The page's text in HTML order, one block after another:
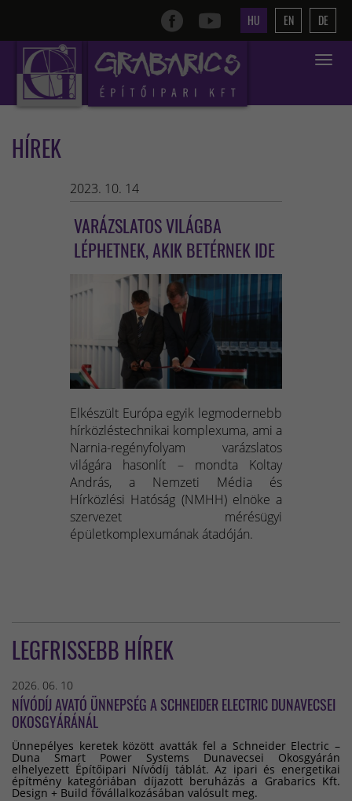
HU EN DE
Toggle
HÍREK
2023. 10. 14
VARÁZSLATOS VILÁGBA
LÉPHETNEK, AKIK BETÉRNEK IDE
Elkészült Európa egyik legmodernebb
hírközléstechnikai komplexuma, ami a
Narnia-regényfolyam varázslatos
világára hasonlít – mondta Koltay
András, a Nemzeti Média és
Hírközlési Hatóság (NMHH) elnöke a
szervezet mérésügyi
épületkomplexumának átadóján.
LEGFRISSEBB HÍREK
2026. 06. 10
NÍVÓDÍJ AVATÓ ÜNNEPSÉG A SCHNEIDER ELECTRIC DUNAVECSEI
OKOSGYÁRÁNÁL
Ünnepélyes keretek között avatták fel a Schneider Electric –
Duna Smart Power Systems Dunavecsei Okosgyárán
elhelyezett Építőipari Nívódíj táblát. Az ipari és energetikai
építmény kategóriában díjazott beruházás a Grabarics Kft.
Design + Build fővállalkozásában valósult meg.